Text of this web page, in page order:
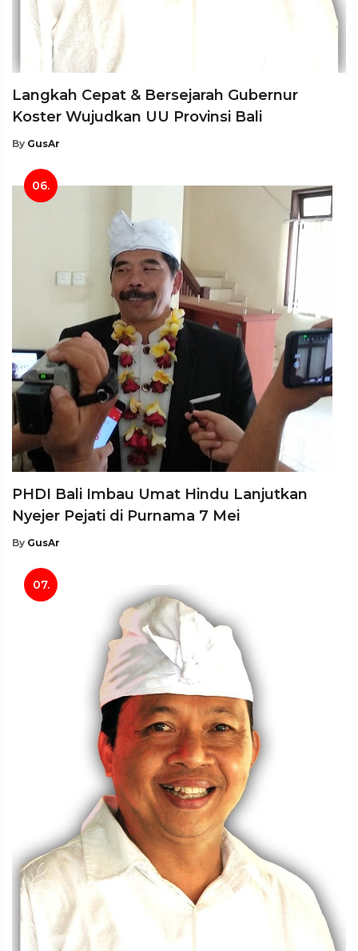
Langkah Cepat & Bersejarah Gubernur
Koster Wujudkan UU Provinsi Bali
By GusAr
06.
PHDI Bali Imbau Umat Hindu Lanjutkan
Nyejer Pejati di Purnama 7 Mei
By GusAr
07.